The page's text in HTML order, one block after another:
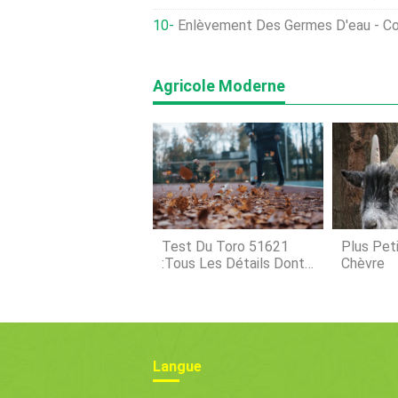
Enlèvement Des Germes D'eau - Comment
Agricole Moderne
Test Du Toro 51621
:tous Les Détails Dont
Plus
Chèvre
Langue